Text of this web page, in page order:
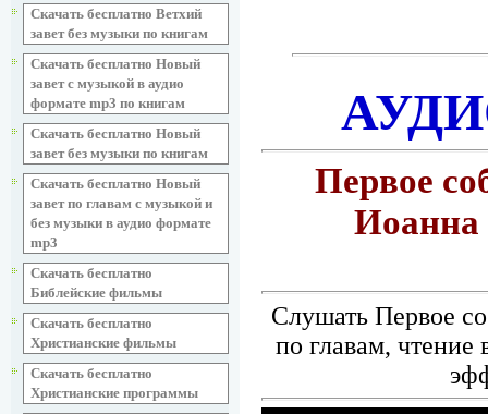
Скачать бесплатно Ветхий
завет без музыки по книгам
Скачать бесплатно Новый
завет с музыкой в аудио
формате mp3 по книгам
Скачать бесплатно Новый
завет без музыки по книгам
Скачать бесплатно Новый
завет по главам с музыкой и
без музыки в аудио формате
mp3
Скачать бесплатно
Библейские фильмы
Скачать бесплатно
Христианские фильмы
Скачать бесплатно
Христианские программы
Первое
Иоанна
Слушать Первое
по главам,